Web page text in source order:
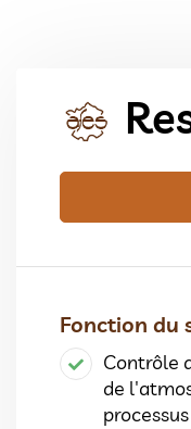
Fonction du
Contrôle
de